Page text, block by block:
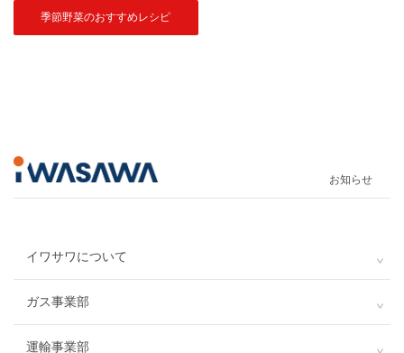
季節野菜のおすすめレシピ
お知らせ
イワサワについて
ガス事業部
運輸事業部